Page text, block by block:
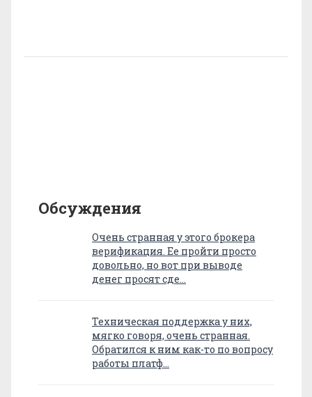
Обсуждения
Очень странная у этого брокера
верификация. Ее пройти просто
довольно, но вот при выводе
денег просят сде…
Техническая поддержка у них,
мягко говоря, очень странная.
Обратился к ним как-то по вопросу
работы платф…